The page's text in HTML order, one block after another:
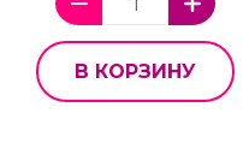
В КОРЗИНУ